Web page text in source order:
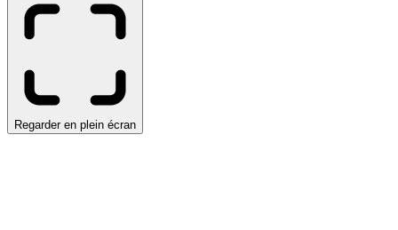
Regarder en plein écran